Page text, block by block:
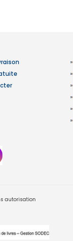
»
»
»
»
»
»
autorisation